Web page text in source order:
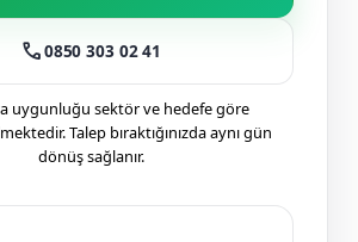
call0850 303 02 41
uygunluğu sektör ve hedefe göre
Talep bıraktığınızda aynı gün
dönüş sağlanır.